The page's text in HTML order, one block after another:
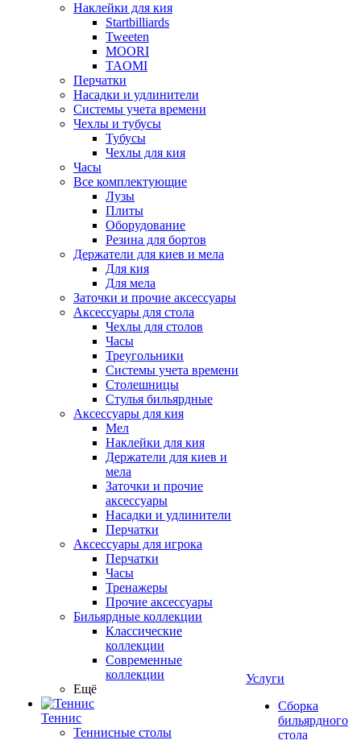
Наклейки для кия
Startbilliards
Tweeten
MOORI
TAOMI
Перчатки
Насадки и удлинители
Системы учета времени
Чехлы и тубусы
Тубусы
Чехлы для кия
Часы
Все комплектующие
Лузы
Плиты
Оборудование
Резина для бортов
Держатели для киев и мела
Для кия
Для мела
Заточки и прочие аксессуары
Аксессуары для стола
Чехлы для столов
Часы
Треугольники
Системы учета времени
Столешницы
Стулья бильярдные
Аксессуары для кия
Мел
Наклейки для кия
Держатели для киев и
мела
Заточки и прочие
аксессуары
Насадки и удлинители
Перчатки
Аксессуары для игрока
Перчатки
Часы
Тренажеры
Прочие аксессуары
Бильярдные коллекции
Классические
коллекции
Современные
коллекции
Ещё
Теннис
Теннисные столы
Услуги
Сборка
бильярдного
стола